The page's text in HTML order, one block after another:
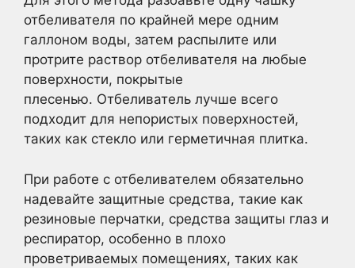
отбеливателя по крайней мере одним
галлоном воды, затем распылите или
протрите раствор отбеливателя на любые
поверхности, покрытые
плесенью. Отбеливатель лучше всего
подходит для непористых поверхностей,
таких как стекло или герметичная плитка.
При работе с отбеливателем обязательно
надевайте защитные средства, такие как
резиновые перчатки, средства защиты глаз и
респиратор, особенно в плохо
проветриваемых помещениях, таких как